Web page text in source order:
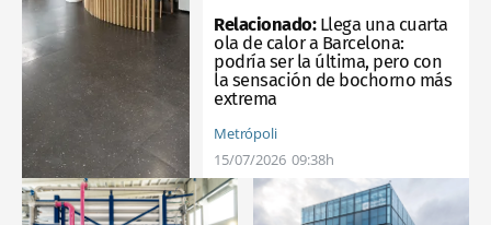
Relacionado: Llega una cuarta
ola de calor a Barcelona:
podría ser la última, pero con
la sensación de bochorno más
extrema
Metrópoli
15/07/2026 09:38h